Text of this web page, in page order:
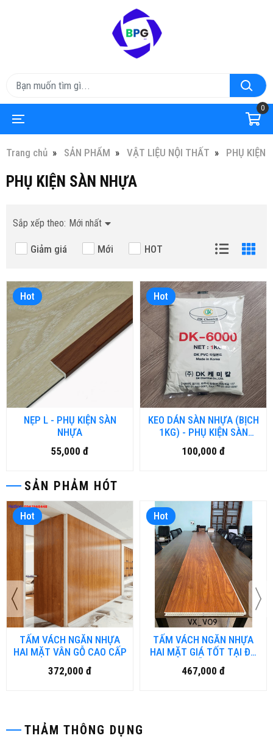
0
Trang chủ SẢN PHẨM VẬT LIỆU NỘI THẤT PHỤ KIỆN
SẢN PHẢM HÓT
Hot
TẤM VÁCH NGĂN NHỰA
HAI MẶT VÂN GỖ CAO CẤP
372,000 đ
Hot
TẤM VÁCH NGĂN NHỰA
HAI MẶT GIÁ TỐT TẠI ĐÀ
NẴNG
467,000 đ
THẢM THÔNG DỤNG
PHỤ KIỆN SÀN NHỰA
Sắp xếp theo: Mới nhất
Giảm giá Mới HOT
Hot
NẸP L - PHỤ KIỆN SÀN
NHỰA
55,000 đ
Hot
KEO DÁN SÀN NHỰA (BỊCH
1KG) - PHỤ KIỆN SÀN
NHỰA
100,000 đ